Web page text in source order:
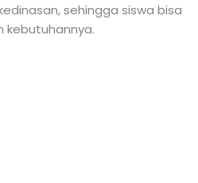
sehingga siswa bisa
kebutuhannya.